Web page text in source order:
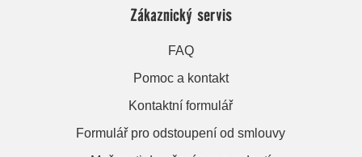
Zákaznický servis
FAQ
Pomoc a kontakt
Kontaktní formulář
Formulář pro odstoupení od smlouvy